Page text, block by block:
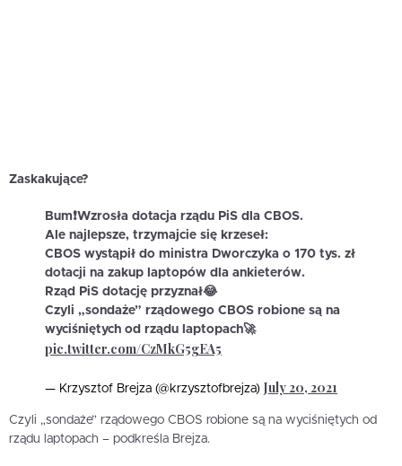
Zaskakujące?
Bum❗️Wzrosła dotacja rządu PiS dla CBOS.
Ale najlepsze, trzymajcie się krzeseł:
CBOS wystąpił do ministra Dworczyka o 170 tys. zł
dotacji na zakup laptopów dla ankieterów.
Rząd PiS dotację przyznał😂
Czyli „sondaże” rządowego CBOS robione są na
wyciśniętych od rządu laptopach🚀
pic.twitter.com/CzMkG5gEA5
— Krzysztof Brejza (@krzysztofbrejza) July 20, 2021
Czyli „sondaże” rządowego CBOS robione są na wyciśniętych od
rządu laptopach – podkreśla Brejza.